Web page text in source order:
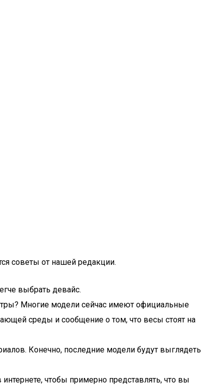
советы от нашей редакции.
выбрать девайс.
Многие модели сейчас имеют официальные
среды и сообщение о том, что весы стоят на
Конечно, последние модели будут выглядеть
чтобы примерно представлять, что вы